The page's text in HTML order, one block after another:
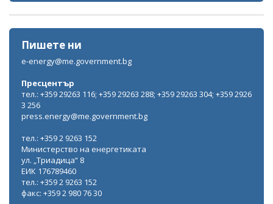
Пишете ни
e-energy@me.government.bg
Пресцентър
тел.: +359 29263 116; +359 29263 288; +359 29263 304; +359 2926
3 256
press.energy@me.government.bg
тел.: +359 2 9263 152
Министерство на енергетиката
ул. „Триадица“ 8
ЕИК 176789460
тел.: +359 2 9263 152
факс: +359 2 980 76 30